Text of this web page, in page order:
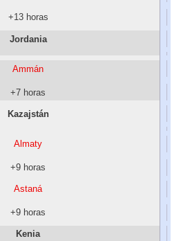
+13 horas
Jordania
Ammán
+7 horas
Kazajstán
Almaty
+9 horas
Astaná
+9 horas
Kenia